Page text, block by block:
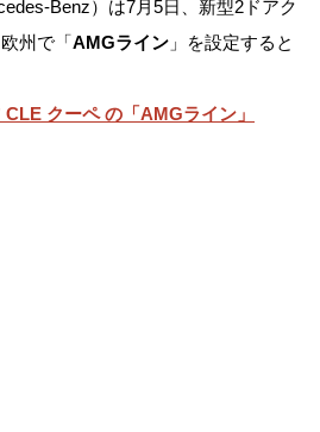
Benz）は7月5日、新型2ドアク
州で「AMGライン 」を設定すると
クーペ の「AMGライン」